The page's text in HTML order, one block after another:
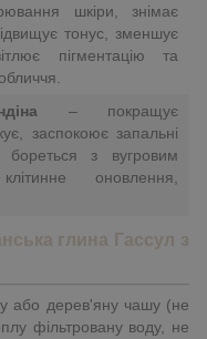
шкіри, знімає
тонус, зменшує
пігментацію та
– покращує
заспокоює запальні
з вугровим
оновлення,
глина Гассул з
або дерев'яну чашу (не
фільтровану воду, не